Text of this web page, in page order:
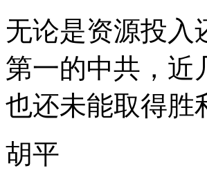
无论是资源投入
第一的中共，近
也还未能取得胜
胡平